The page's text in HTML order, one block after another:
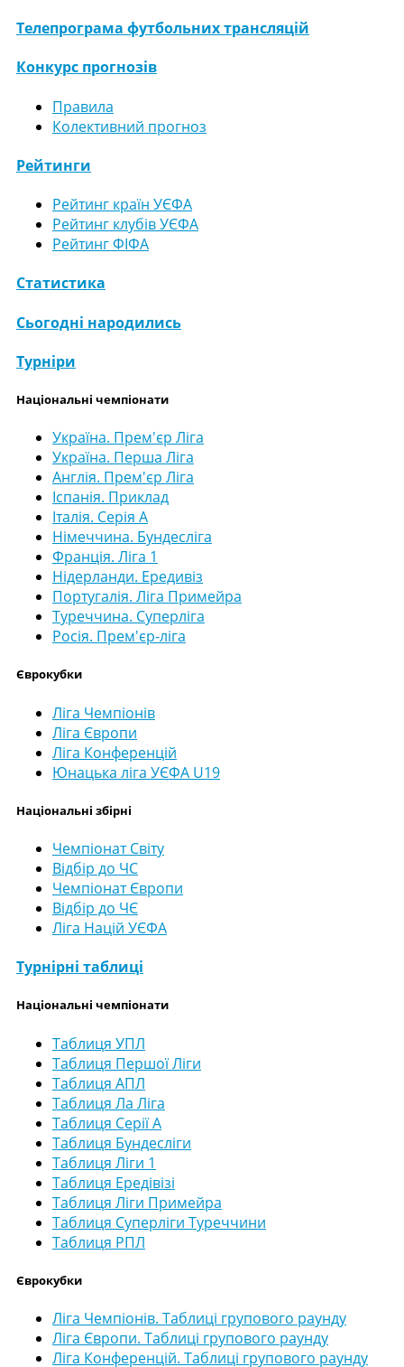
Телепрограма футбольних трансляцій
Конкурс прогнозів
Правила
Колективний прогноз
Рейтинги
Рейтинг країн УЄФА
Рейтинг клубів УЄФА
Рейтинг ФІФА
Статистика
Сьогодні народились
Турніри
Національні чемпіонати
Україна. Прем'єр Ліга
Україна. Перша Ліга
Англія. Прем'єр Ліга
Іспанія. Приклад
Італія. Серія А
Німеччина. Бундесліга
Франція. Ліга 1
Нідерланди. Ередивіз
Португалія. Ліга Примейра
Туреччина. Суперліга
Росія. Прем'єр-ліга
Єврокубки
Ліга Чемпіонів
Ліга Європи
Ліга Конференцій
Юнацька ліга УЄФА U19
Національні збірні
Чемпіонат Світу
Відбір до ЧС
Чемпіонат Європи
Відбір до ЧЄ
Ліга Націй УЄФА
Турнірні таблиці
Національні чемпіонати
Таблиця УПЛ
Таблиця Першої Ліги
Таблиця АПЛ
Таблиця Ла Ліга
Таблиця Серії А
Таблиця Бундесліги
Таблиця Ліги 1
Таблиця Ередівізі
Таблиця Ліги Примейра
Таблиця Суперліги Туреччини
Таблиця РПЛ
Єврокубки
Ліга Чемпіонів. Таблиці групового раунду
Ліга Європи. Таблиці групового раунду
Ліга Конференцій. Таблиці групового раунду